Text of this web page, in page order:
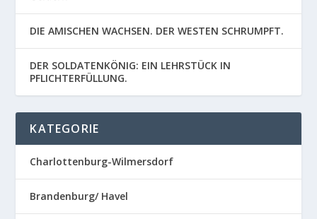
DIE AMISCHEN WACHSEN. DER WESTEN SCHRUMPFT.
DER SOLDATENKÖNIG: EIN LEHRSTÜCK IN
PFLICHTERFÜLLUNG.
KATEGORIE
Charlottenburg-Wilmersdorf
Brandenburg/ Havel